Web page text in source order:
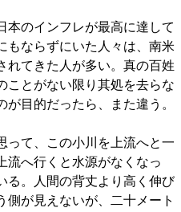
本のインフレが最高に達して
もならずにいた人々は、南米
れてきた人が多い。真の百姓
ことがない限り其処を去らな
目的だったら、また違う。
て、この小川を上流へと一
流へ行くと水源がなくなっ
る。人間の背丈より高く伸び
側が見えないが、二十メート